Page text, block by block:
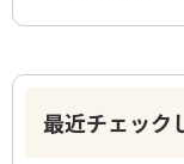
最近チェック